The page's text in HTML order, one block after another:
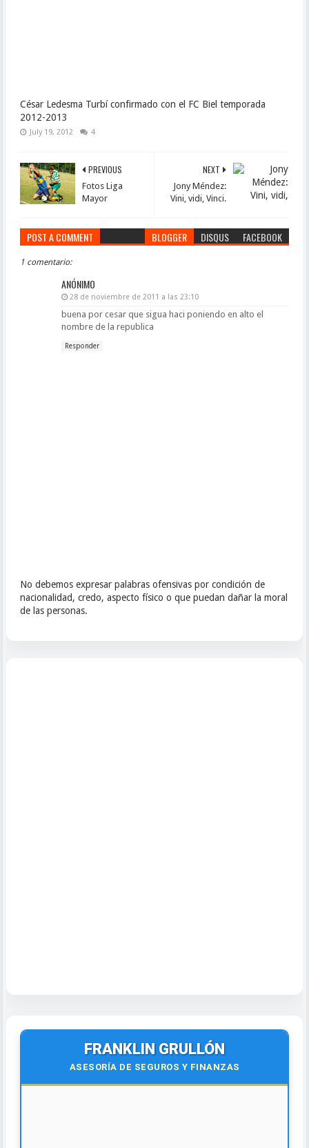
César Ledesma Turbí confirmado con el FC Biel temporada
2012-2013
July 19, 2012 4
NEXT
Jony Méndez:
Vini, vidi, Vinci.
PREVIOUS
Fotos Liga
Mayor
POST A COMMENT BLOGGER DISQUS FACEBOOK
1 comentario:
ANÓNIMO
28 de noviembre de 2011 a las 23:10
buena por cesar que sigua haci poniendo en alto el
nombre de la republica
Responder
No debemos expresar palabras ofensivas por condición de
nacionalidad, credo, aspecto físico o que puedan dañar la moral
de las personas.
FRANKLIN GRULLÓN
ASESORÍA DE SEGUROS Y FINANZAS